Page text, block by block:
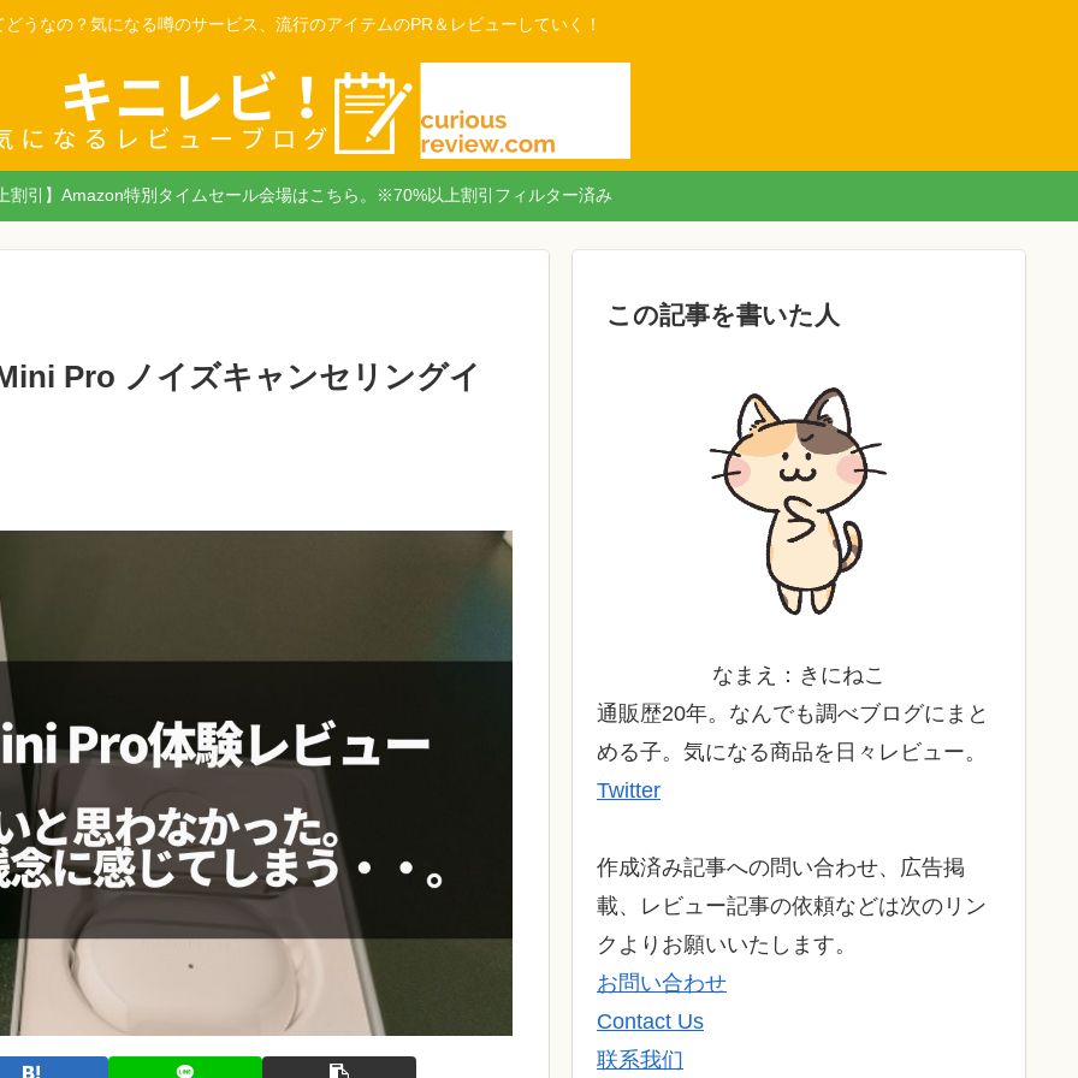
どうなの？気になる噂のサービス、流行のアイテムのPR＆レビューしていく！
割引】Amazon特別タイムセール会場はこちら。※70%以上割引フィルター済み
Pro ノイズキャンセリングイ
この記事を書いた人
なまえ：きにねこ
通販歴20年。なんでも調べブログにまと
める子。気になる商品を日々レビュー。
Twitter
作成済み記事への問い合わせ、広告掲
載、レビュー記事の依頼などは次のリン
クよりお願いいたします。
お問い合わせ
Contact Us
联系我们